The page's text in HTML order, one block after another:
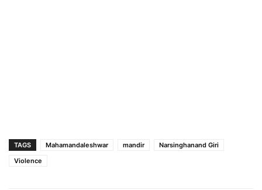
TAGS Mahamandaleshwar mandir
Narsinghanand Giri
Violence